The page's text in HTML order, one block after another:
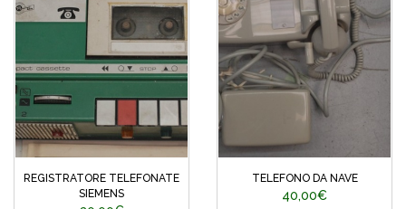
REGISTRATORE TELEFONATE
SIEMENS
TELEFONO DA NAVE
40,00€